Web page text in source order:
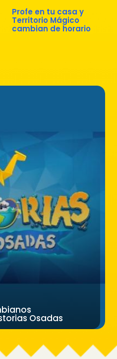
Profe en tu casa y
Territorio Mágico
cambian de horario
Osadas